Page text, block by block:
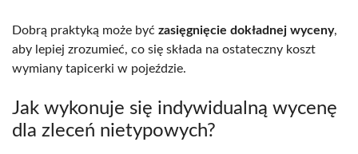
Dobrą praktyką może być zasięgnięcie dokładnej wyceny,
aby lepiej zrozumieć, co się składa na ostateczny koszt
wymiany tapicerki w pojeździe.
Jak wykonuje się indywidualną wycenę
dla zleceń nietypowych?